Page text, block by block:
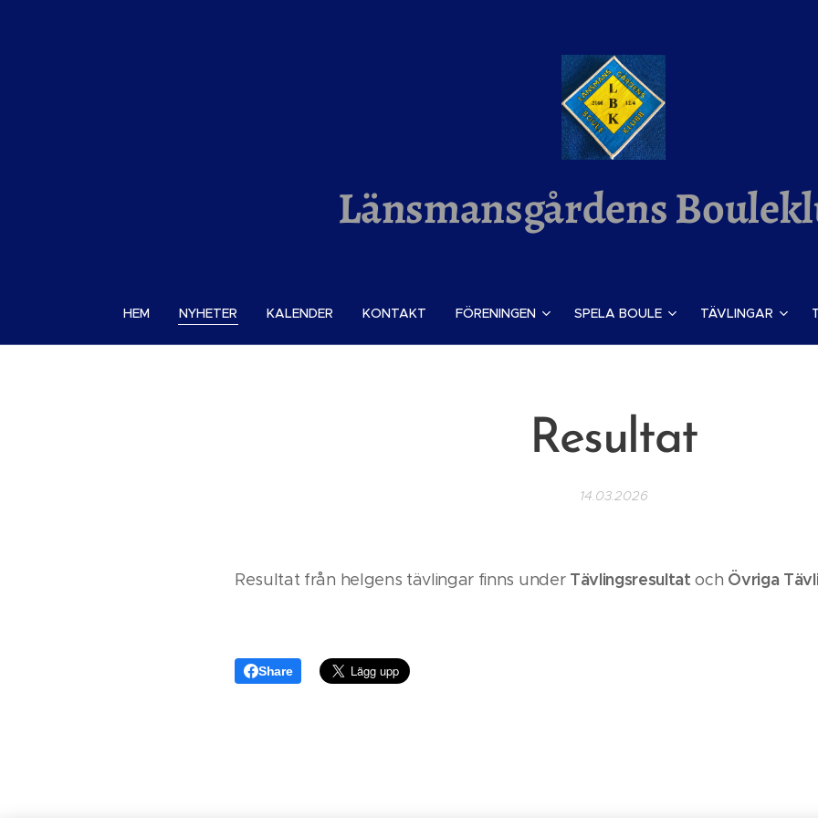
Länsmansgårdens
HEM NYHETER KALENDER KONTAKT FÖRENINGEN SPELA BOULE TÄVLINGAR
Resultat
14.03.2026
Resultat från helgens tävlingar finns under Tävlingsresultatoch Övriga
Share